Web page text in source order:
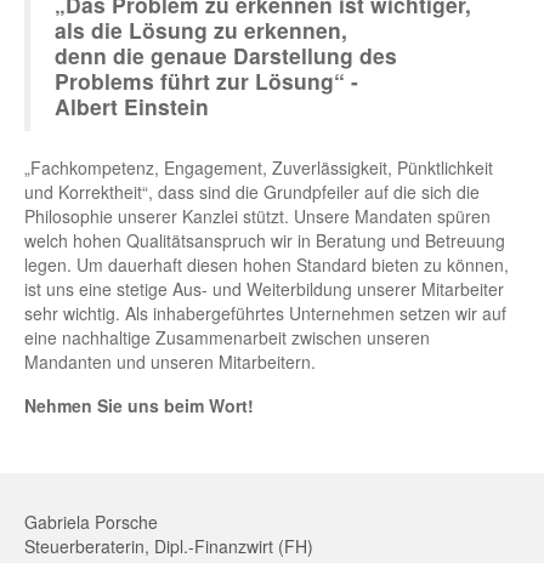
als die Lösung zu erkennen,
denn die genaue Darstellung des
Problems führt zur Lösung“ -
Albert Einstein
„Fachkompetenz, Engagement, Zuverlässigkeit, Pünktlichkeit
und Korrektheit“, dass sind die Grundpfeiler auf die sich die
Philosophie unserer Kanzlei stützt. Unsere Mandaten spüren
welch hohen Qualitätsanspruch wir in Beratung und Betreuung
legen. Um dauerhaft diesen hohen Standard bieten zu können,
ist uns eine stetige Aus- und Weiterbildung unserer Mitarbeiter
sehr wichtig. Als inhabergeführtes Unternehmen setzen wir auf
eine nachhaltige Zusammenarbeit zwischen unseren
Mandanten und unseren Mitarbeitern.
Nehmen Sie uns beim Wort!
Gabriela Porsche
Steuerberaterin, Dipl.-Finanzwirt (FH)